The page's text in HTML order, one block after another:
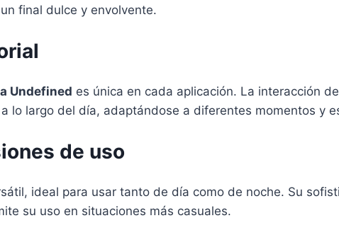
final dulce y envolvente.
Undefined es única en cada aplicación. La interacción
lo largo del día, adaptándose a diferentes momentos y
de uso
ideal para usar tanto de día como de noche. Su
su uso en situaciones más casuales.